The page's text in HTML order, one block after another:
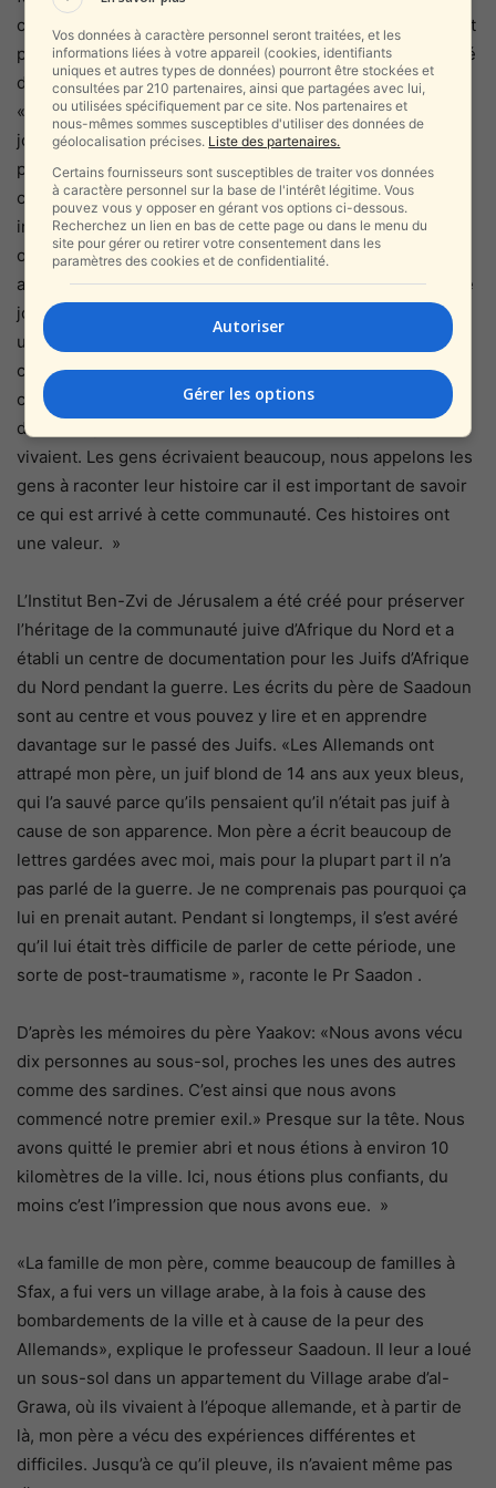
complexe qu’ils ne savaient pas auparavant. Ils ne savaient
pas combien de temps cela allait durer, ce n’était pas limité
dans le temps, c’était une période terrible pour eux.
«De nombreux Juifs d’Afrique du Nord ont écrit des
journaux, des mémoires et des plaintes sur leur situation
pendant la Seconde Guerre mondiale. Les dirigeants
communautaires ont publié certaines des histoires
immédiatement après la guerre. Beaucoup d’informations
ont été publiées, et nous sommes exposés à ces choses
au fil des ans. Il y a quelques années, nous avons publié le
journal d’un Juif nommé Kalmo Hori. Dans lequel il a écrit
une description quotidienne de ses expériences et de
celles de sa famille – comment les Allemands ont
confisqué leur maison, et ils ont tous dû être entassés
dans une pièce d’une autre famille dans le quartier où ils
vivaient. Les gens écrivaient beaucoup, nous appelons les
gens à raconter leur histoire car il est important de savoir
ce qui est arrivé à cette communauté. Ces histoires ont
une valeur. »
L’Institut Ben-Zvi de Jérusalem a été créé pour préserver
l’héritage de la communauté juive d’Afrique du Nord et a
établi un centre de documentation pour les Juifs d’Afrique
du Nord pendant la guerre. Les écrits du père de Saadoun
sont au centre et vous pouvez y lire et en apprendre
davantage sur le passé des Juifs. «Les Allemands ont
attrapé mon père, un juif blond de 14 ans aux yeux bleus,
qui l’a sauvé parce qu’ils pensaient qu’il n’était pas juif à
cause de son apparence. Mon père a écrit beaucoup de
lettres gardées avec moi, mais pour la plupart part il n’a
pas parlé de la guerre. Je ne comprenais pas pourquoi ça
lui en prenait autant. Pendant si longtemps, il s’est avéré
qu’il lui était très difficile de parler de cette période, une
sorte de post-traumatisme », raconte le Pr Saadon .
D’après les mémoires du père Yaakov: «Nous avons vécu
dix personnes au sous-sol, proches les unes des autres
comme des sardines. C’est ainsi que nous avons
commencé notre premier exil.» Presque sur la tête. Nous
avons quitté le premier abri et nous étions à environ 10
kilomètres de la ville. Ici, nous étions plus confiants, du
moins c’est l’impression que nous avons eue. »
«La famille de mon père, comme beaucoup de familles à
Sfax, a fui vers un village arabe, à la fois à cause des
bombardements de la ville et à cause de la peur des
Allemands», explique le professeur Saadoun. Il leur a loué
un sous-sol dans un appartement du Village arabe d’al-
Grawa, où ils vivaient à l’époque allemande, et à partir de
là, mon père a vécu des expériences différentes et
difficiles. Jusqu’à ce qu’il pleuve, ils n’avaient même pas
Vos données à caractère personnel seront traitées, et les
informations liées à votre appareil (cookies, identifiants
uniques et autres types de données) pourront être stockées et
consultées par 210 partenaires, ainsi que partagées avec lui,
ou utilisées spécifiquement par ce site. Nos partenaires et
nous-mêmes sommes susceptibles d'utiliser des données de
géolocalisation précises. Liste des partenaires.
Certains fournisseurs sont susceptibles de traiter vos données
à caractère personnel sur la base de l'intérêt légitime. Vous
pouvez vous y opposer en gérant vos options ci-dessous.
Recherchez un lien en bas de cette page ou dans le menu du
site pour gérer ou retirer votre consentement dans les
paramètres des cookies et de confidentialité.
Autoriser
Gérer les options